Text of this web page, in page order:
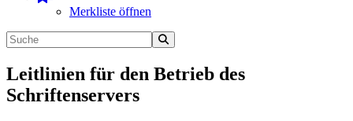
Merkliste öffnen
Leitlinien für den Betrieb des
Schriftenservers